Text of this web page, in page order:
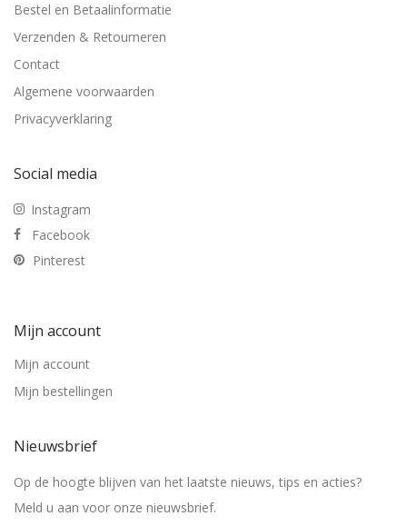
Bestel en Betaalinformatie
Verzenden & Retourneren
Contact
Algemene voorwaarden
Privacyverklaring
Social media
Instagram
Facebook
Pinterest
Mijn account
Mijn account
Mijn bestellingen
Nieuwsbrief
Op de hoogte blijven van het laatste nieuws, tips en acties?
Meld u aan voor onze nieuwsbrief.